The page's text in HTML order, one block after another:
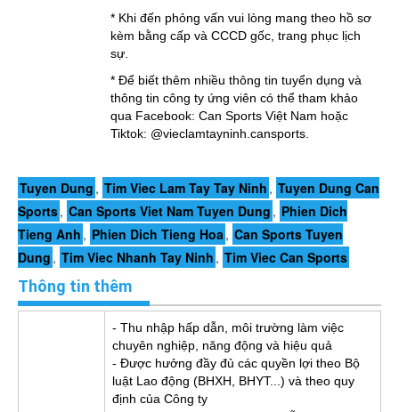
* Khi đến phỏng vấn vui lòng mang theo hồ sơ
kèm bằng cấp và CCCD gốc, trang phục lịch
sự.
* Để biết thêm nhiều thông tin tuyển dụng và
thông tin công ty ứng viên có thể tham khảo
qua Facebook: Can Sports Việt Nam hoặc
Tiktok: @vieclamtayninh.cansports.
Tuyen Dung , Tim Viec Lam Tay Tay Ninh , Tuyen Dung Can
Sports, Can Sports Viet Nam Tuyen Dung , Phien Dich
Tieng Anh , Phien Dich Tieng Hoa, Can Sports Tuyen
Dung , Tim Viec Nhanh Tay Ninh , Tim Viec Can Sports
Thông tin thêm
- Thu nhập hấp dẫn, môi trường làm việc
chuyên nghiệp, năng động và hiệu quả
- Được hưởng đầy đủ các quyền lợi theo Bộ
luật Lao động (BHXH, BHYT...) và theo quy
định của Công ty